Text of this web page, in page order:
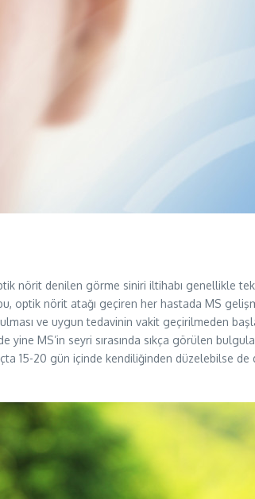
nörit denilen görme siniri iltihabı genellikle
optik nörit atağı geçiren her hastada MS
ve uygun tedavinin vakit geçirilmeden
MS’in seyri sırasında sıkça görülen
15-20 gün içinde kendiliğinden düzelebilse